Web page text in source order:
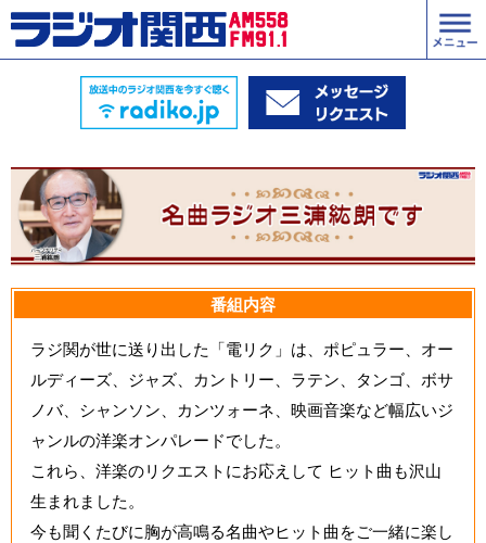
番組内容
ラジ関が世に送り出した「電リク」は、ポピュラー、オー
ルディーズ、ジャズ、カントリー、ラテン、タンゴ、ボサ
ノバ、シャンソン、カンツォーネ、映画音楽など幅広いジ
ャンルの洋楽オンパレードでした。
これら、洋楽のリクエストにお応えして ヒット曲も沢山
生まれました。
今も聞くたびに胸が高鳴る名曲やヒット曲をご一緒に楽し